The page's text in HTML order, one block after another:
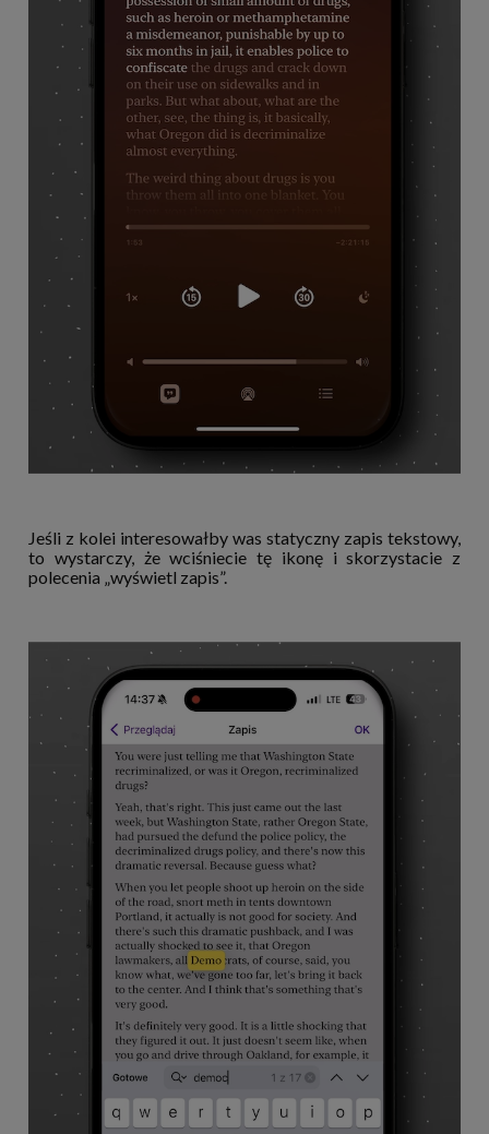
Jeśli z kolei interesowałby was statyczny zapis tekstowy,
to wystarczy, że wciśniecie tę ikonę i skorzystacie z
polecenia „wyświetl zapis”.